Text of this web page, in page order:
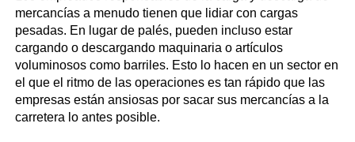
mercancías a menudo tienen que lidiar con cargas
pesadas. En lugar de palés, pueden incluso estar
cargando o descargando maquinaria o artículos
voluminosos como barriles. Esto lo hacen en un sector en
el que el ritmo de las operaciones es tan rápido que las
empresas están ansiosas por sacar sus mercancías a la
carretera lo antes posible.